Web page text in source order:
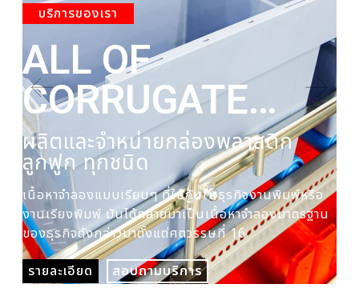
บริการของเรา
ALL OF
CORRUGATE
PLASTIC BOX
ผลิตและจำหน่ายกล่องพลาสติก
ลูกฟูก ทุกชนิด
เนื้อหาจำลองแบบเรียบๆ ที่ใช้กันในธุรกิจงานพิมพ์หรือ
งานเรียงพิมพ์ มันได้กลายมาเป็นเนื้อหาจำลองมาตรฐาน
ของธุรกิจดังกล่าวมาตั้งแต่ศตวรรษที่ 16
รายละเอียด
สอบถามบริการ